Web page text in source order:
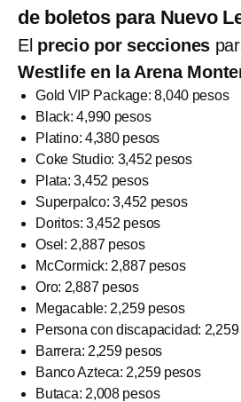
de boletos para Nuevo
El precio por secciones
Westlife en la Arena
Gold VIP Package: 8,040 pesos
Black: 4,990 pesos
Platino: 4,380 pesos
Coke Studio: 3,452 pesos
Plata: 3,452 pesos
Superpalco: 3,452 pesos
Doritos: 3,452 pesos
Osel: 2,887 pesos
McCormick: 2,887 pesos
Oro: 2,887 pesos
Megacable: 2,259 pesos
Persona con discapacidad:
Barrera: 2,259 pesos
Banco Azteca: 2,259 pesos
Butaca: 2,008 pesos